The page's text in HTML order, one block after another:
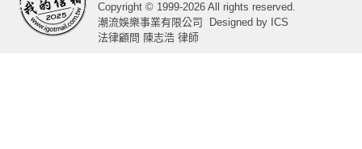
Copyright © 1999-2026 All rights reserved.
潮流娛樂事業有限公司
Designed by ICS
法律顧問 陳志浩 律師